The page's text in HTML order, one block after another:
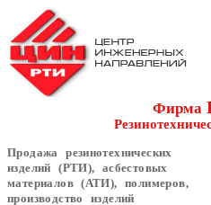
Фирма
Продажа резинотехнических
изделий (РТИ), асбестовых
материалов (АТИ), полимеров,
производство изделий